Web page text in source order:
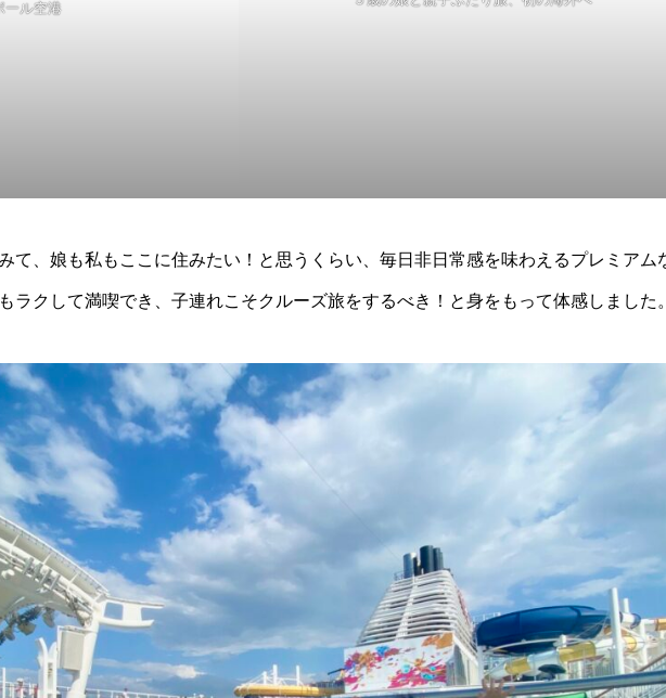
ール空港
て、娘も私もここに住みたい！と思うくらい、毎日非日常感を味わえるプレミアム
ラクして満喫でき、子連れこそクルーズ旅をするべき！と身をもって体感しました